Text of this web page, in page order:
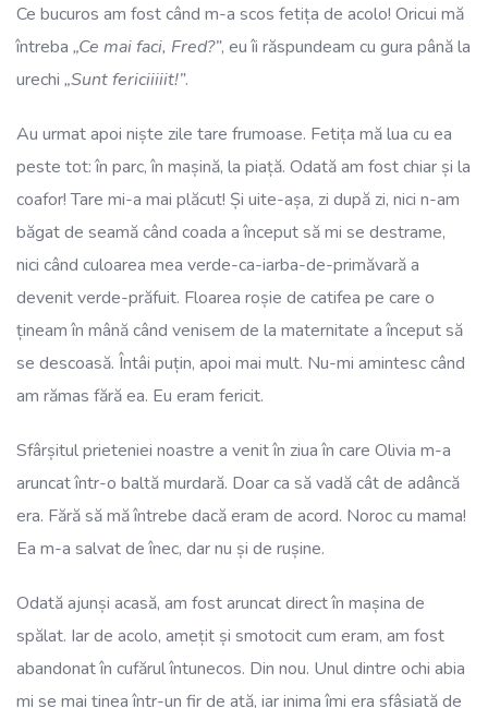
Ce bucuros am fost când m-a scos fetița de acolo! Oricui mă
întreba „Ce mai faci, Fred?”, eu îi răspundeam cu gura până la
urechi „Sunt fericiiiiit!”.
Au urmat apoi niște zile tare frumoase. Fetița mă lua cu ea
peste tot: în parc, în mașină, la piață. Odată am fost chiar și la
coafor! Tare mi-a mai plăcut! Și uite-așa, zi după zi, nici n-am
băgat de seamă când coada a început să mi se destrame,
nici când culoarea mea verde-ca-iarba-de-primăvară a
devenit verde-prăfuit. Floarea roșie de catifea pe care o
țineam în mână când venisem de la maternitate a început să
se descoasă. Întâi puțin, apoi mai mult. Nu-mi amintesc când
am rămas fără ea. Eu eram fericit.
Sfârșitul prieteniei noastre a venit în ziua în care Olivia m-a
aruncat într-o baltă murdară. Doar ca să vadă cât de adâncă
era. Fără să mă întrebe dacă eram de acord. Noroc cu mama!
Ea m-a salvat de înec, dar nu și de rușine.
Odată ajunși acasă, am fost aruncat direct în mașina de
spălat. Iar de acolo, amețit și smotocit cum eram, am fost
abandonat în cufărul întunecos. Din nou. Unul dintre ochi abia
mi se mai ținea într-un fir de ață, iar inima îmi era sfâșiată de